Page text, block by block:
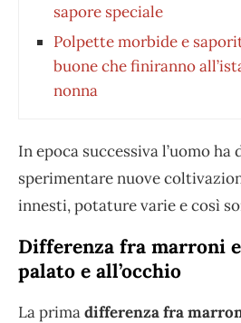
sapore speciale
Polpette morbide e
buone che finiranno
nonna
In epoca successiva l’uomo ha
sperimentare nuove
innesti, potature varie e così
Differenza fra marroni
palato e all’occhio
La primadifferenza fra